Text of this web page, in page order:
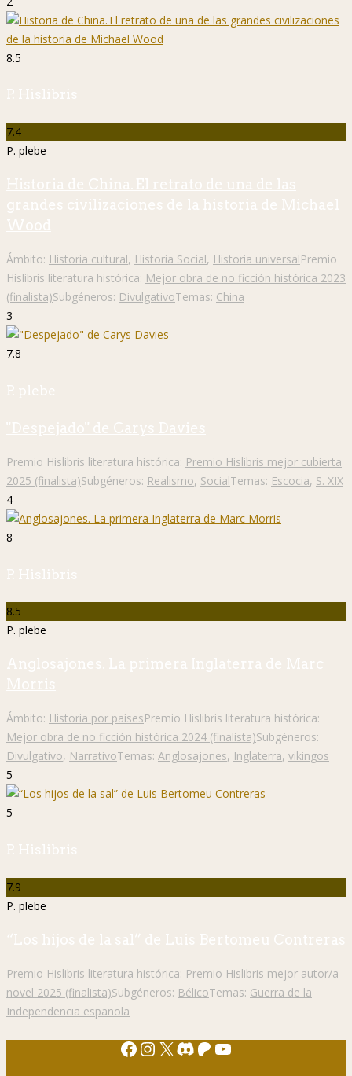
8.5
P. Hislibris
7.4
P. plebe
Historia de China. El retrato de una de las
grandes civilizaciones de la historia de Michael
Wood
Ámbito: Historia cultural, Historia Social, Historia universalPremio
Hislibris literatura histórica: Mejor obra de no ficción histórica 2023
(finalista)Subgéneros: DivulgativoTemas: China
3
7.8
P. plebe
"Despejado" de Carys Davies
Premio Hislibris literatura histórica: Premio Hislibris mejor cubierta
2025 (finalista)Subgéneros: Realismo, SocialTemas: Escocia, S. XIX
4
8
P. Hislibris
8.5
P. plebe
Anglosajones. La primera Inglaterra de Marc
Morris
Ámbito: Historia por paísesPremio Hislibris literatura histórica:
Mejor obra de no ficción histórica 2024 (finalista)Subgéneros:
Divulgativo, NarrativoTemas: Anglosajones, Inglaterra, vikingos
5
5
P. Hislibris
7.9
P. plebe
“Los hijos de la sal” de Luis Bertomeu Contreras
Premio Hislibris literatura histórica: Premio Hislibris mejor autor/a
novel 2025 (finalista)Subgéneros: BélicoTemas: Guerra de la
Independencia española
Facebook
Instagram
X Discord
Patreon
YouTube